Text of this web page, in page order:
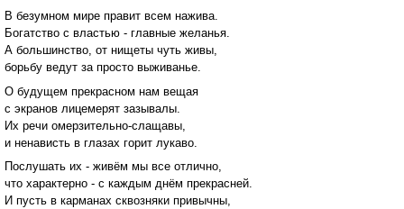
В безумном мире правит всем нажива.
Богатство с властью - главные желанья.
А большинство, от нищеты чуть живы,
борьбу ведут за просто выживанье.
О будущем прекрасном нам вещая
с экранов лицемерят зазывалы.
Их речи омерзительно-слащавы,
и ненависть в глазах горит лукаво.
Послушать их - живём мы все отлично,
что характерно - с каждым днём прекрасней.
И пусть в карманах сквозняки привычны,